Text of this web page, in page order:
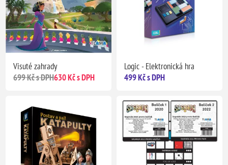
Visuté zahrady
699 Kč s DPH630 Kč s DPH
Logic - Elektronická hra
499 Kč s DPH